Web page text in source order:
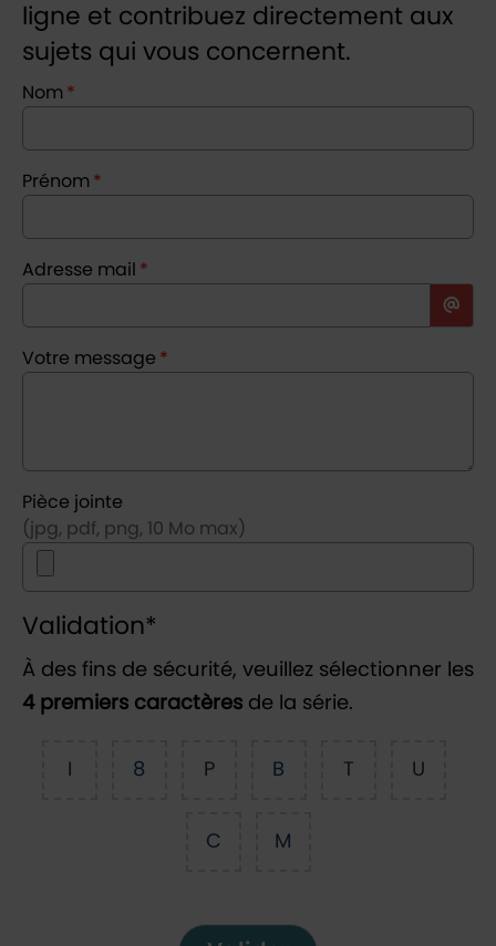
ligne et contribuez directement aux
sujets qui vous concernent.
Nom *
Prénom *
Adresse mail *
Votre message *
Pièce jointe
(jpg, pdf, png, 10 Mo max)
Validation*
À des fins de sécurité, veuillez sélectionner les
4 premiers caractères de la série.
8 P B T U
C M